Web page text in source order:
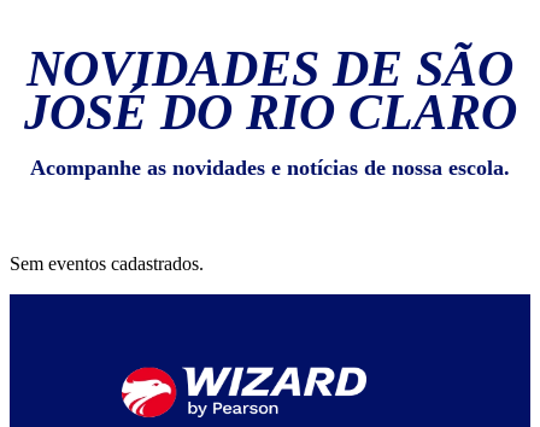
NOVIDADES DE SÃO
JOSÉ DO RIO CLARO
Acompanhe as novidades e notícias de nossa escola.
Sem eventos cadastrados.